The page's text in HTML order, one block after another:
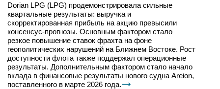
Dorian LPG (LPG) продемонстрировала сильные
квартальные результаты: выручка и
скорректированная прибыль на акцию превысили
консенсус-прогнозы. Основным фактором стало
резкое повышение ставок фрахта на фоне
геополитических нарушений на Ближнем Востоке. Рост
доступности флота также поддержал операционные
результаты. Дополнительным фактором стало начало
вклада в финансовые результаты нового судна Areion,
поставленного в марте 2026 года.